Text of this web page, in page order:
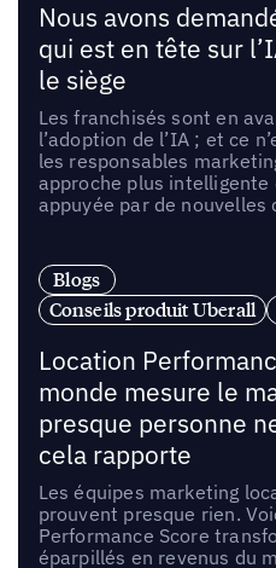
Nous avons
qui est en tête sur
le siège
Les franchisés sont en
l’adoption de l’IA ; et ce
les responsables
approche plus
appuyée par de nouvelles
Blogs
Conseils produit Uberall
Location
monde mesure le
presque personne
cela rapporte
Les équipes marketing
prouvent presque rien.
Performance Score
éparpillés en revenus du